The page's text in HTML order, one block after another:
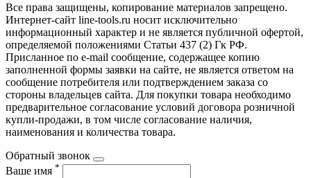
Все права защищены, копирование материалов запрещено.
Интернет-сайт line-tools.ru носит исключительно
информационный характер и не является публичной офертой,
определяемой положениями Статьи 437 (2) Гк РФ.
Присланное по e-mail сообщение, содержащее копию
заполненной формы заявки на сайте, не является ответом на
сообщение потребителя или подтверждением заказа со
стороны владельцев сайта. Для покупки товара необходимо
предварительное согласование условий договора розничной
купли-продажи, в том числе согласование наличия,
наименования и количества товара.
Обратный звонок
Ваше имя *